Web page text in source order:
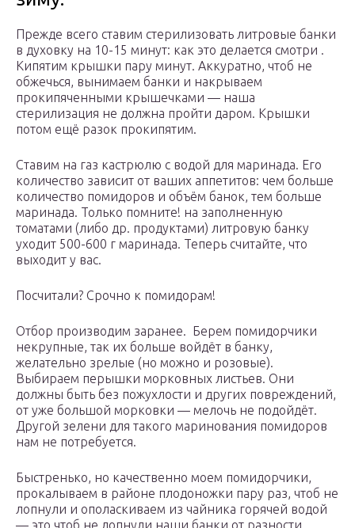
Прежде всего ставим стерилизовать литровые банки
в духовку на 10-15 минут: как это делается смотри .
Кипятим крышки пару минут. Аккуратно, чтоб не
обжечься, вынимаем банки и накрываем
прокипяченными крышечками — наша
стерилизация не должна пройти даром. Крышки
потом ещё разок прокипятим.
Ставим на газ кастрюлю с водой для маринада. Его
количество зависит от ваших аппетитов: чем больше
количество помидоров и объём банок, тем больше
маринада. Только помните! на заполненную
томатами (либо др. продуктами) литровую банку
уходит 500-600 г маринада. Теперь считайте, что
выходит у вас.
Посчитали? Срочно к помидорам!
Отбор производим заранее. Берем помидорчики
некрупные, так их больше войдёт в банку,
желательно зрелые (но можно и розовые).
Выбираем перышки морковных листьев. Они
должны быть без пожухлости и других повреждений,
от уже большой морковки — мелочь не подойдёт.
Другой зелени для такого маринования помидоров
нам не потребуется.
Быстренько, но качественно моем помидорчики,
прокалываем в районе плодоножки пару раз, чтоб не
лопнули и ополаскиваем из чайника горячей водой
— это чтоб не лопнули наши банки от разности